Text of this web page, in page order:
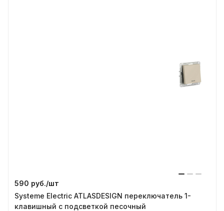
590 руб./шт
Systeme Electric ATLASDESIGN переключатель 1-
клавишный с подсветкой песочный